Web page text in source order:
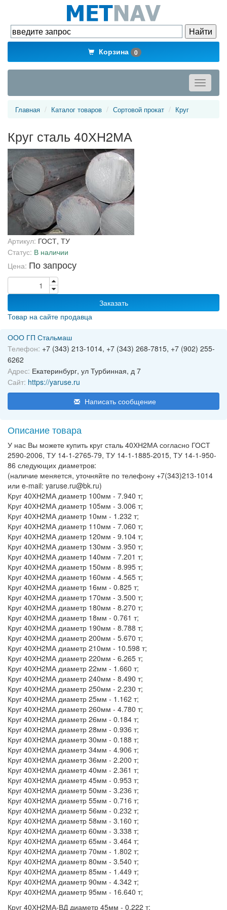
Корзина 0
Toggle
Главная Каталог товаров Сортовой прокат Круг
Круг сталь 40ХН2МА
Артикул: ГОСТ, ТУ
Статус: В наличии
Цена: По запросу
Заказать
Товар на сайте продавца
ООО ГП Стальмаш
Телефон: +7 (343) 213-1014, +7 (343) 268-7815, +7 (902) 255-
6262
Адрес: Екатеринбург, ул Турбинная, д 7
Сайт: https://yaruse.ru
Написать сообщение
Описание товара
У нас Вы можете купить круг сталь 40ХН2МА согласно ГОСТ
2590-2006, ТУ 14-1-2765-79, ТУ 14-1-1885-2015, ТУ 14-1-950-
86 следующих диаметров:
(наличие меняется, уточняйте по телефону +7(343)213-1014
или e-mail: yaruse.ru@bk.ru)
Круг 40ХН2МА диаметр 100мм - 7.940 т;
Круг 40ХН2МА диаметр 105мм - 3.006 т;
Круг 40ХН2МА диаметр 10мм - 1.232 т;
Круг 40ХН2МА диаметр 110мм - 7.060 т;
Круг 40ХН2МА диаметр 120мм - 9.104 т;
Круг 40ХН2МА диаметр 130мм - 3.950 т;
Круг 40ХН2МА диаметр 140мм - 7.201 т;
Круг 40ХН2МА диаметр 150мм - 8.995 т;
Круг 40ХН2МА диаметр 160мм - 4.565 т;
Круг 40ХН2МА диаметр 16мм - 0.825 т;
Круг 40ХН2МА диаметр 170мм - 3.500 т;
Круг 40ХН2МА диаметр 180мм - 8.270 т;
Круг 40ХН2МА диаметр 18мм - 0.761 т;
Круг 40ХН2МА диаметр 190мм - 8.788 т;
Круг 40ХН2МА диаметр 200мм - 5.670 т;
Круг 40ХН2МА диаметр 210мм - 10.598 т;
Круг 40ХН2МА диаметр 220мм - 6.265 т;
Круг 40ХН2МА диаметр 22мм - 1.660 т;
Круг 40ХН2МА диаметр 240мм - 8.490 т;
Круг 40ХН2МА диаметр 250мм - 2.230 т;
Круг 40ХН2МА диаметр 25мм - 1.162 т;
Круг 40ХН2МА диаметр 260мм - 4.780 т;
Круг 40ХН2МА диаметр 26мм - 0.184 т;
Круг 40ХН2МА диаметр 28мм - 0.936 т;
Круг 40ХН2МА диаметр 30мм - 0.188 т;
Круг 40ХН2МА диаметр 34мм - 4.906 т;
Круг 40ХН2МА диаметр 36мм - 2.200 т;
Круг 40ХН2МА диаметр 40мм - 2.361 т;
Круг 40ХН2МА диаметр 45мм - 0.953 т;
Круг 40ХН2МА диаметр 50мм - 3.236 т;
Круг 40ХН2МА диаметр 55мм - 0.716 т;
Круг 40ХН2МА диаметр 56мм - 0.232 т;
Круг 40ХН2МА диаметр 58мм - 3.160 т;
Круг 40ХН2МА диаметр 60мм - 3.338 т;
Круг 40ХН2МА диаметр 65мм - 3.464 т;
Круг 40ХН2МА диаметр 70мм - 1.802 т;
Круг 40ХН2МА диаметр 80мм - 3.540 т;
Круг 40ХН2МА диаметр 85мм - 1.449 т;
Круг 40ХН2МА диаметр 90мм - 4.342 т;
Круг 40ХН2МА диаметр 95мм - 16.640 т;
Круг 40ХН2МА-ВД диаметр 45мм - 0.222 т;